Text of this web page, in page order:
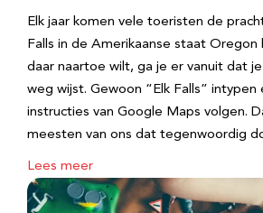
Elk jaar komen vele toeristen de
Falls in de Amerikaanse staat Oregon
daar naartoe wilt, ga je er vanuit dat
weg wijst. Gewoon “Elk Falls” intypen
instructies van Google Maps volgen.
meesten van ons dat tegenwoordig
Lees meer